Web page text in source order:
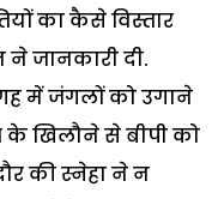
का कैसे विस्तार
जानकारी दी.
में जंगलों को उगाने
खिलौने से बीपी को
की स्नेहा ने न